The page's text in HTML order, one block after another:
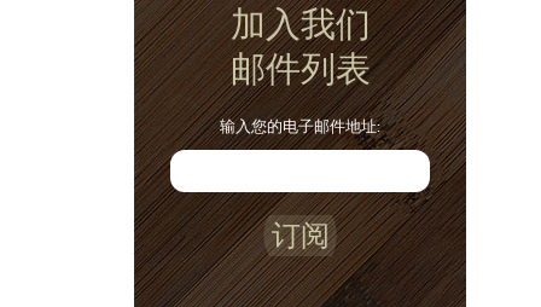
加入我们
邮件列表
输入您的电子邮件地址:
订阅